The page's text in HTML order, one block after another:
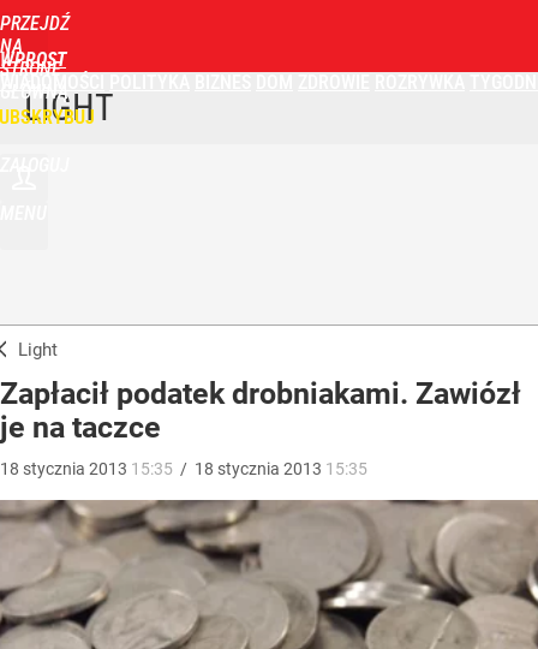
PRZEJDŹ
NA
STRONĘ
GŁÓWNĄ
WPROST
LIGHT
Light
Zapłacił podatek drobniakami. Zawiózł
je na taczce
18 stycznia 2013 15:35 / 18 stycznia 2013 15:35